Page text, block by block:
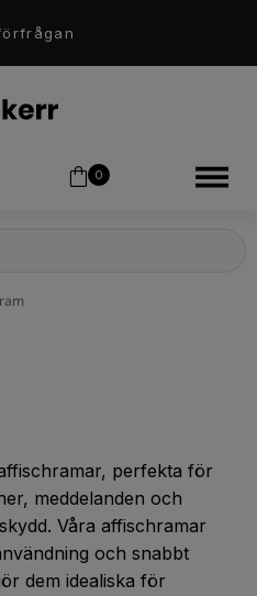
0
perfekta för
meddelanden och
Våra affischramar
och snabbt
dem idealiska för